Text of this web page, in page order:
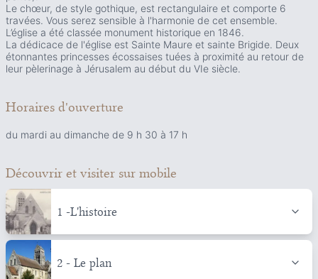
Le chœur, de style gothique, est rectangulaire et comporte 6
travées. Vous serez sensible à l'harmonie de cet ensemble.
L’église a été classée monument historique en 1846.
La dédicace de l'église est Sainte Maure et sainte Brigide. Deux
étonnantes princesses écossaises tuées à proximité au retour de
leur pèlerinage à Jérusalem au début du VIe siècle.
Horaires d'ouverture
du mardi au dimanche de 9 h 30 à 17 h
Découvrir et visiter sur mobile
1 -L'histoire
2 - Le plan